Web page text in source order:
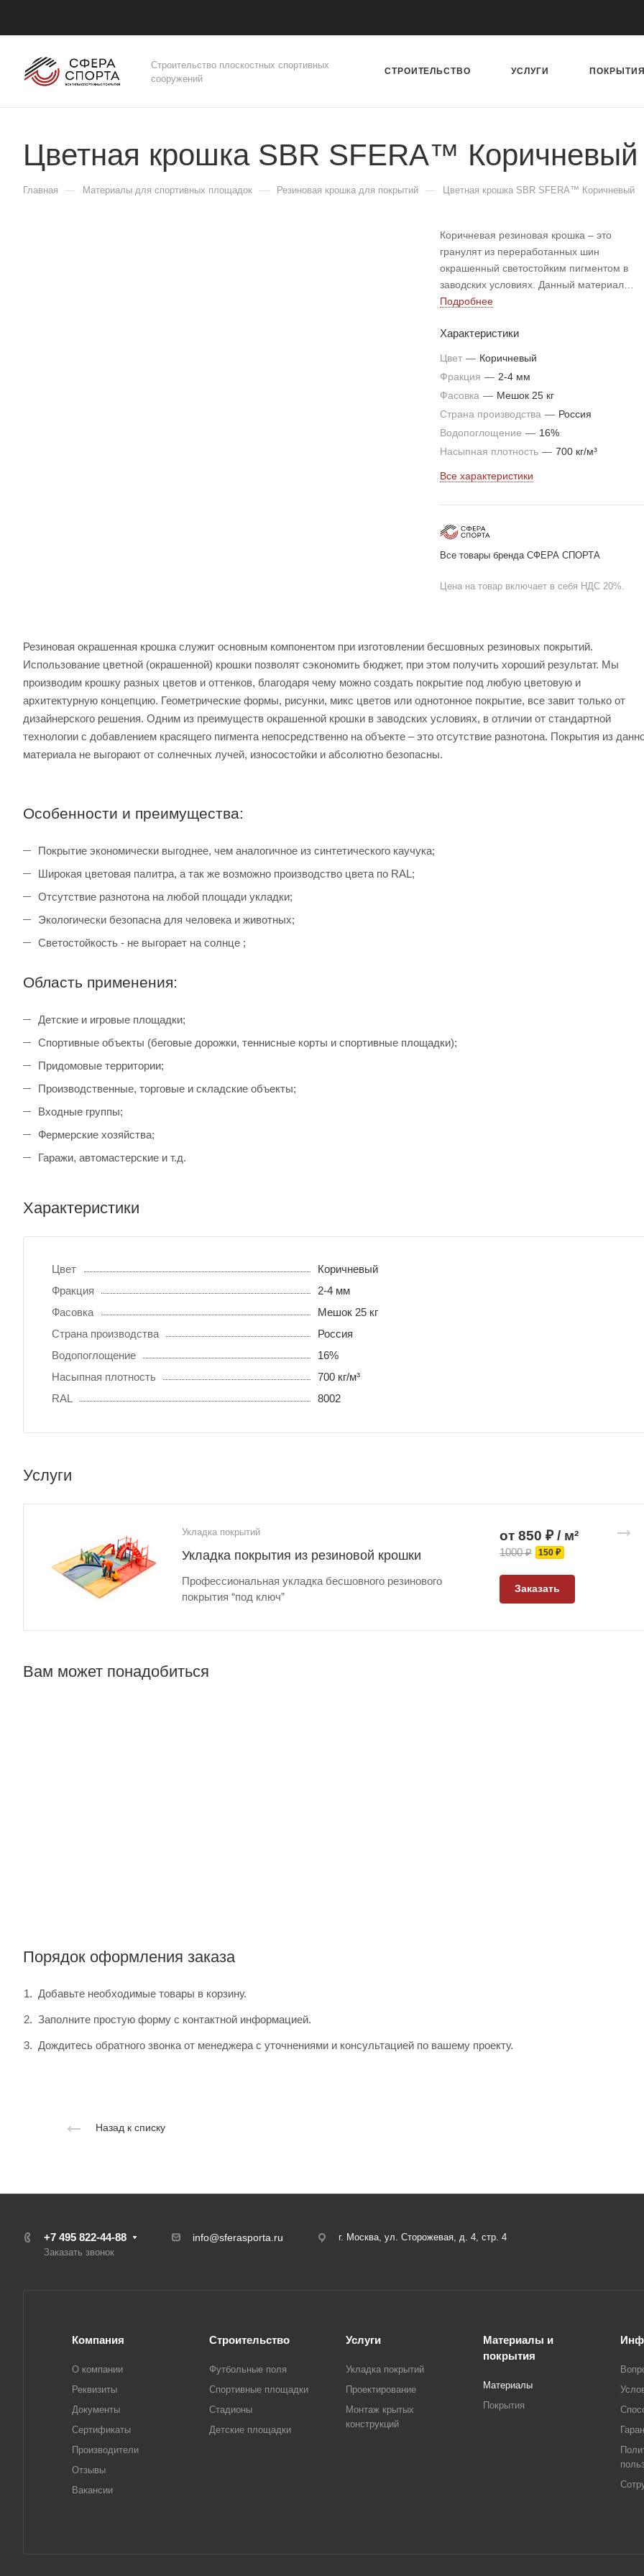
Строительство плоскостных спортивных
сооружений
СТРОИТЕЛЬСТВО УСЛУГИ
Цветная крошка SBR SFERA™ Коричневый
Главная — Материалы для спортивных площадок — Резиновая крошка для покрытий — Цветная крошка SBR SFERA™ Коричневый
Коричневая резиновая крошка – это
гранулят из переработанных шин
окрашенный светостойким пигментом в
заводских условиях. Данный материал
является более бюджетным решением, по
позволяющий создать яркие и
площадках.
Подробнее
Характеристики
Цвет — Коричневый
Фракция — 2-4 мм
Фасовка — Мешок 25 кг
Страна производства — Россия
Водопоглощение — 16%
Насыпная плотность — 700 кг/м³
Все характеристики
Все товары бренда СФЕРА СПОРТА
Цена на товар включает в себя НДС 20%.
Резиновая окрашенная крошка служит основным компонентом при изготовлении бесшовных резиновых покрытий.
Использование цветной (окрашенной) крошки позволят сэкономить бюджет, при этом получить хороший результат. Мы
производим крошку разных цветов и оттенков, благодаря чему можно создать покрытие под любую цветовую и
архитектурную концепцию. Геометрические формы, рисунки, микс цветов или однотонное покрытие, все завит только от
дизайнерского решения. Одним из преимуществ окрашенной крошки в заводских условиях, в отличии от стандартной
технологии с добавлением красящего пигмента непосредственно на объекте – это отсутствие разнотона. Покрытия из
материала не выгорают от солнечных лучей, износостойки и абсолютно безопасны.
Особенности и преимущества:
Покрытие экономически выгоднее, чем аналогичное из синтетического каучука;
Широкая цветовая палитра, а так же возможно производство цвета по RAL;
Отсутствие разнотона на любой площади укладки;
Экологически безопасна для человека и животных;
Светостойкость - не выгорает на солнце ;
Область применения:
Детские и игровые площадки;
Спортивные объекты (беговые дорожки, теннисные корты и спортивные площадки);
Придомовые территории;
Производственные, торговые и складские объекты;
Входные группы;
Фермерские хозяйства;
Гаражи, автомастерские и т.д.
Характеристики
Цвет
Коричневый
Фракция
2-4 мм
Фасовка
Мешок 25 кг
Страна производства
Россия
Водопоглощение
16%
Насыпная плотность
700 кг/м³
RAL
8002
Услуги
Укладка покрытий
Укладка покрытия из резиновой крошки
Профессиональная укладка бесшовного резинового
покрытия “под ключ”
от 850 ₽ / м²
1000 ₽ 150 ₽
Заказать
Вам может понадобиться
Порядок оформления заказа
Добавьте необходимые товары в корзину.
Заполните простую форму с контактной информацией.
Дождитесь обратного звонка от менеджера с уточнениями и консультацией по вашему проекту.
Назад к списку
+7 495 822-44-88
Заказать звонок
info@sferasporta.ru г. Москва, ул. Сторожевая, д. 4, стр. 4
Компания
О компании
Реквизиты
Документы
Сертификаты
Производители
Отзывы
Вакансии
Строительство
Футбольные поля
Спортивные площадки
Стадионы
Детские площадки
Услуги
Укладка покрытий
Проектирование
Монтаж крытых
конструкций
Материалы и
покрытия
Материалы
Покрытия